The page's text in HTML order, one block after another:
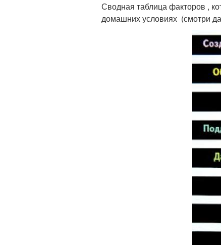
Сводная таблица факторов ,
домашних условиях (смотри